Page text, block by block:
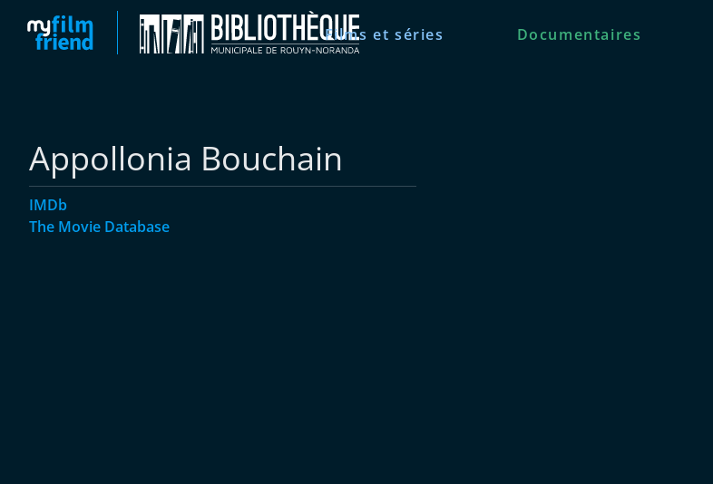
Films et séries Documentaires
Appollonia Bouchain
IMDb
The Movie Database